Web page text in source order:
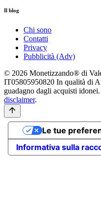
Il blog
Chi sono
Contatti
Privacy
Pubblicità (Adv)
© 2026 Monetizzando® di
IT05805950820 In qualità di
guadagno dagli acquisti
disclaimer.
Informativa sulla
Le tue